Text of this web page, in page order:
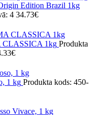
Edition Brazil 1kg
4 34.73€
CLASSICA 1kg Produkta
1 kg Produkta kods: 450-